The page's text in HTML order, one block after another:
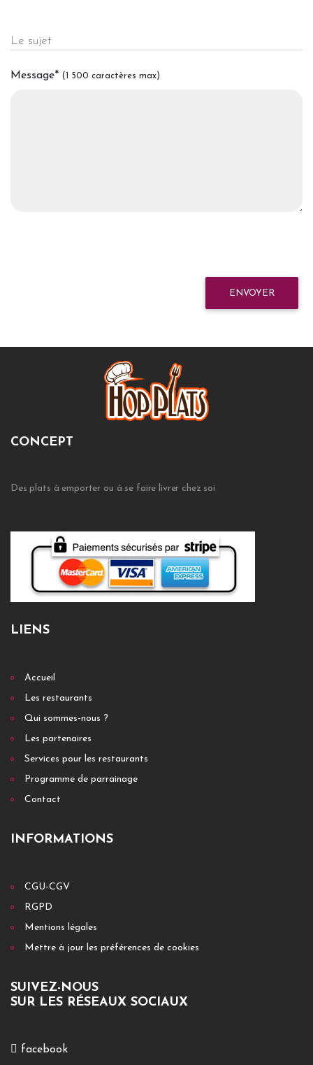
Le sujet
Message* (1 500 caractères max)
ENVOYER
CONCEPT
Des plats à emporter ou à se faire livrer chez soi
LIENS
Accueil
Les restaurants
Qui sommes-nous ?
Les partenaires
Services pour les restaurants
Programme de parrainage
Contact
INFORMATIONS
CGU-CGV
RGPD
Mentions légales
Mettre à jour les préférences de cookies
SUIVEZ-NOUS
SUR LES RÉSEAUX SOCIAUX
facebook